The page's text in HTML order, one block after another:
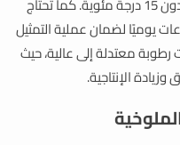
الشمس المباشر لمدة 6-8 ساعات يوميًا لضمان عملية التمثيل
معتدلة إلى عالية، حيث
الإنتاجية.